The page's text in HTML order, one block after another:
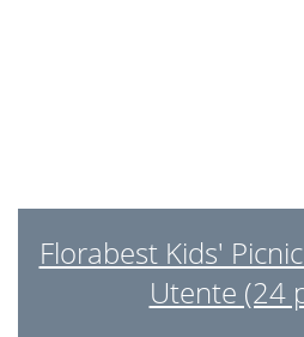
Florabest Kids'
Utente (24